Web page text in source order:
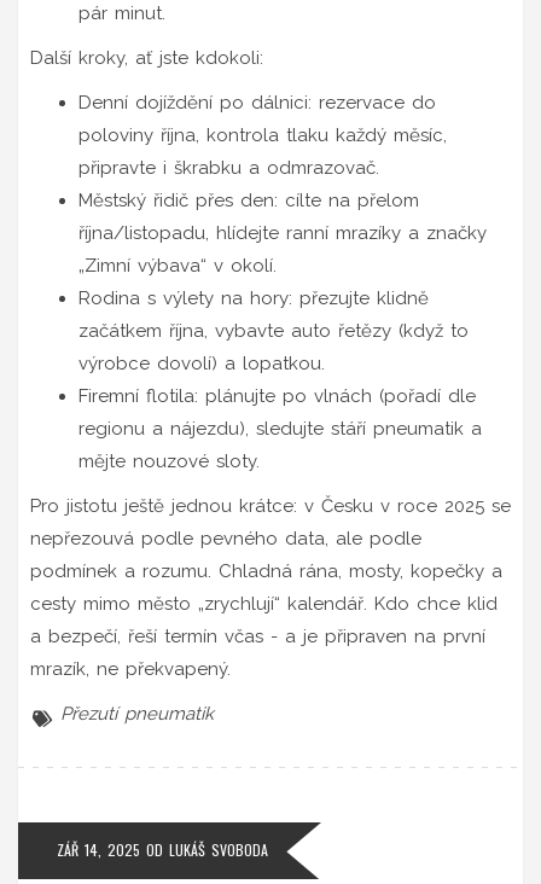
pár minut.
Další kroky, ať jste kdokoli:
Denní dojíždění po dálnici: rezervace do
poloviny října, kontrola tlaku každý měsíc,
připravte i škrabku a odmrazovač.
Městský řidič přes den: cílte na přelom
října/listopadu, hlídejte ranní mrazíky a značky
„Zimní výbava“ v okolí.
Rodina s výlety na hory: přezujte klidně
začátkem října, vybavte auto řetězy (když to
výrobce dovolí) a lopatkou.
Firemní flotila: plánujte po vlnách (pořadí dle
regionu a nájezdu), sledujte stáří pneumatik a
mějte nouzové sloty.
Pro jistotu ještě jednou krátce: v Česku v roce 2025 se
nepřezouvá podle pevného data, ale podle
podmínek a rozumu. Chladná rána, mosty, kopečky a
cesty mimo město „zrychlují“ kalendář. Kdo chce klid
a bezpečí, řeší termín včas - a je připraven na první
mrazík, ne překvapený.
Přezutí pneumatik
ZÁŘ 14, 2025 OD LUKÁŠ SVOBODA